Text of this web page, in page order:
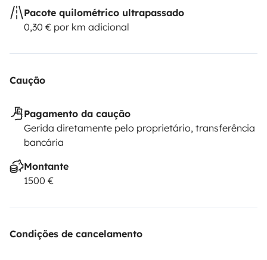
Pacote quilométrico ultrapassado
0,30 € por km adicional
Caução
Pagamento da caução
Gerida diretamente pelo proprietário, transferência
bancária
Montante
1500 €
Condições de cancelamento